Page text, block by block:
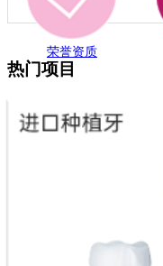
荣誉资质
热门项目